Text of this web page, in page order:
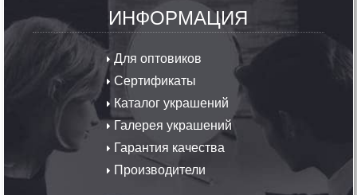
ИНФОРМАЦИЯ
Для оптовиков
Сертификаты
Каталог украшений
Галерея украшений
Гарантия качества
Производители